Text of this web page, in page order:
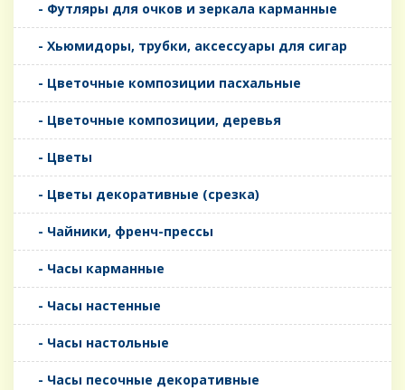
- Футляры для очков и зеркала карманные
- Хьюмидоры, трубки, аксессуары для сигар
- Цветочные композиции пасхальные
- Цветочные композиции, деревья
- Цветы
- Цветы декоративные (срезка)
- Чайники, френч-прессы
- Часы карманные
- Часы настенные
- Часы настольные
- Часы песочные декоративные